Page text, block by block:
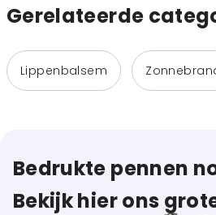
Gerelateerde
Lippenbalsem
Bedrukte pennen
Bekijk hier ons